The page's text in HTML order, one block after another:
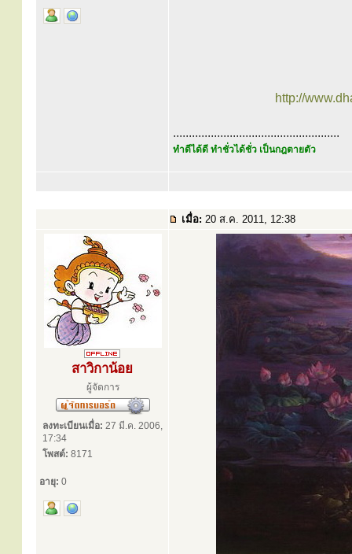
http://
.....................................................
ทำดีได้ดี ทำชั่วได้ชั่ว เป็นกฎตายตัว
เมื่อ: 20 ส.ค. 2011, 12:38
สาวิกาน้อย
ผู้จัดการ
ลงทะเบียนเมื่อ: 27 มี.ค. 2006,
17:34
โพสต์: 8171
อายุ: 0